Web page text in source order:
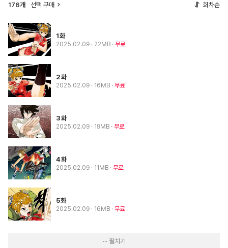
176개 선택 구매 회차순
1화
2025.02.09 · 22MB 무료
2화
2025.02.09 · 16MB 무료
3화
2025.02.09 · 19MB 무료
4화
2025.02.09 · 11MB 무료
5화
2025.02.09 · 16MB 무료
··· 펼치기